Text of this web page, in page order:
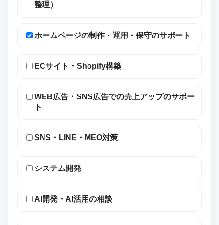
整理）
ホームページの制作・運用・保守のサポート
ECサイト・Shopify構築
WEB広告・SNS広告での売上アップのサポー
ト
SNS・LINE・MEO対策
システム開発
AI開発・AI活用の相談